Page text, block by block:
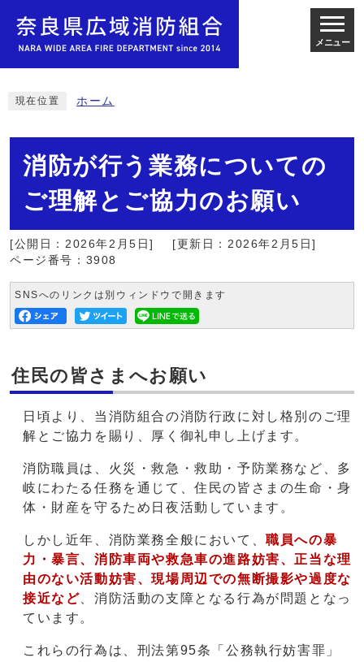
メニュー
現在位置 ホーム
消防が行う業務についての
ご理解とご協力のお願い
[公開日：2026年2月5日]
[更新日：2026年2月5日]
ページ番号：3908
SNSへのリンクは別ウィンドウで開きます
住民の皆さまへお願い
日頃より、当消防組合の消防行政に対し格別のご理
解とご協力を賜り、厚く御礼申し上げます。
消防職員は、火災・救急・救助・予防業務など、多
岐にわたる任務を通じて、住民の皆さまの生命・身
体・財産を守るため日夜活動しています。
しかし近年、消防業務全般において、職員への暴
力・暴言、 消防車両や救急車の進路妨害、正当な理
由のない活動妨害、現場周辺での無断撮影や過度な
接近など 、消防活動の支障となる行為が問題となっ
ています。
これらの行為は、刑法第95条「公務執行妨害罪」